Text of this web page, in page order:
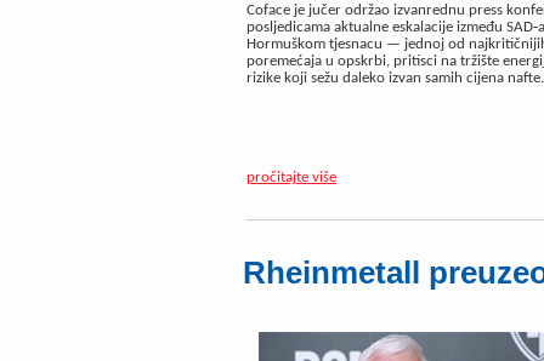
Coface je jučer održao izvanrednu press
posljedicama aktualne eskalacije između
Hormuškom tjesnacu — jednoj od
poremećaja u opskrbi, pritisci na tržište
rizike koji sežu daleko izvan samih cijena
pročitajte više
Rheinmetall